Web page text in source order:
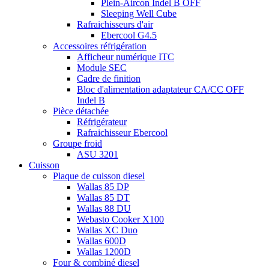
Plein-Aircon Indel B OFF
Sleeping Well Cube
Rafraichisseurs d'air
Ebercool G4.5
Accessoires réfrigération
Afficheur numérique ITC
Module SEC
Cadre de finition
Bloc d'alimentation adaptateur CA/CC OFF
Indel B
Pièce détachée
Réfrigérateur
Rafraichisseur Ebercool
Groupe froid
ASU 3201
Cuisson
Plaque de cuisson diesel
Wallas 85 DP
Wallas 85 DT
Wallas 88 DU
Webasto Cooker X100
Wallas XC Duo
Wallas 600D
Wallas 1200D
Four & combiné diesel